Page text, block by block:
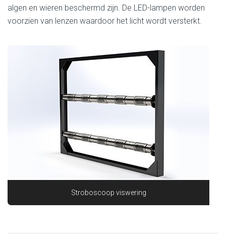
algen en wieren beschermd zijn. De LED-lampen worden
voorzien van lenzen waardoor het licht wordt versterkt.
Stroboscoop viswering